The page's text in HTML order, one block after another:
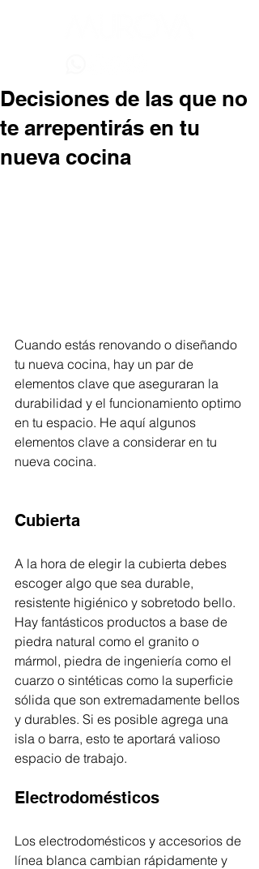
Decisiones de las que no
te arrepentirás en tu
nueva cocina
Cuando estás renovando o diseñando
tu nueva cocina, hay un par de
elementos clave que aseguraran la
durabilidad y el funcionamiento optimo
en tu espacio. He aquí algunos
elementos clave a considerar en tu
nueva cocina.
Cubierta
A la hora de elegir la cubierta debes
escoger algo que sea durable,
resistente higiénico y sobretodo bello.
Hay fantásticos productos a base de
piedra natural como el granito o
mármol, piedra de ingeniería como el
cuarzo o sintéticas como la superficie
sólida que son extremadamente bellos
y durables. Si es posible agrega una
isla o barra, esto te aportará valioso
espacio de trabajo.
Electrodomésticos
Los electrodomésticos y accesorios de
línea blanca cambian rápidamente y